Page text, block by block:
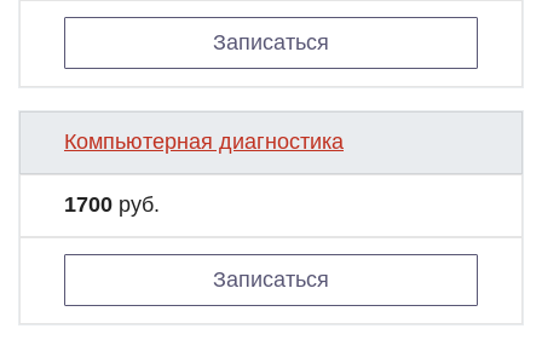
Записаться
Компьютерная диагностика
1700 руб.
Записаться